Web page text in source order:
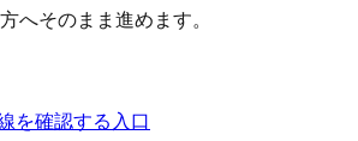
へそのまま進めます。
を確認する入口